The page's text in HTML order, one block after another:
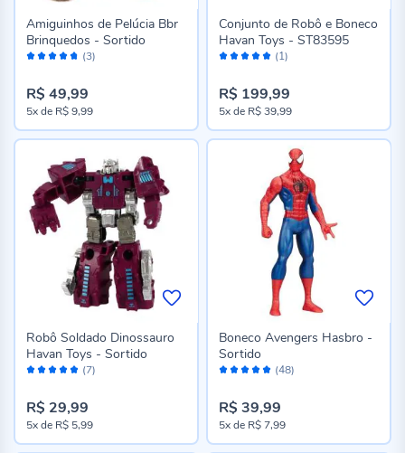
Avaliação: (3)
Amiguinhos de Pelúcia Bbr
Brinquedos - Sortido
R$ 49,99
5xde R$ 9,99
Avaliação: (1)
Conjunto de Robô e Boneco
Havan Toys - ST83595
R$ 199,99
5xde R$ 39,99
Avaliação: (7)
Robô Soldado Dinossauro
Havan Toys - Sortido
R$ 29,99
5xde R$ 5,99
Avaliação: (48)
Boneco Avengers Hasbro -
Sortido
R$ 39,99
5xde R$ 7,99